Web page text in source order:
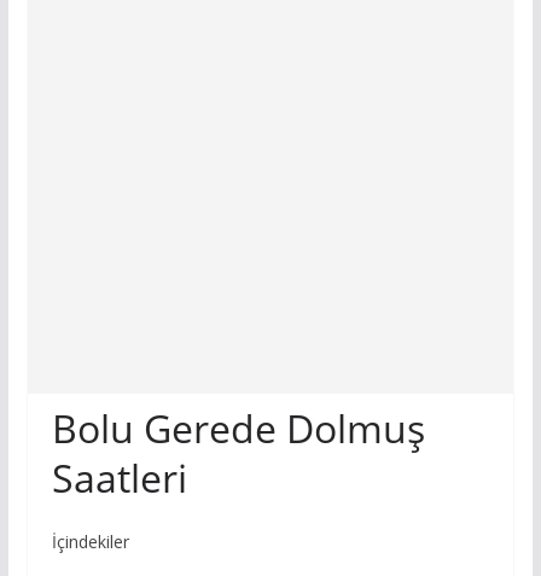
Bolu Gerede Dolmuş
Saatleri
İçindekiler